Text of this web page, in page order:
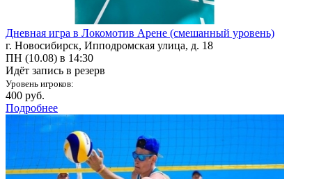
Дневная игра в Локомотив Арене (смешанный уровень)
г. Новосибирск, Ипподромская улица, д. 18
ПН (10.08) в 14:30
Идёт запись в резерв
Уровень игроков:
400 руб.
Подробнее